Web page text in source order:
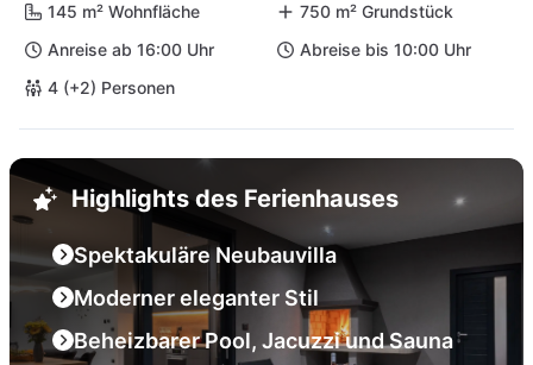
145 m² Wohnfläche
750 m² Grundstück
Anreise ab 16:00 Uhr
Abreise bis 10:00 Uhr
4 (+2) Personen
Highlights des Ferienhauses
Spektakuläre Neubauvilla
Moderner eleganter Stil
Beheizbarer Pool, Jacuzzi und Sauna